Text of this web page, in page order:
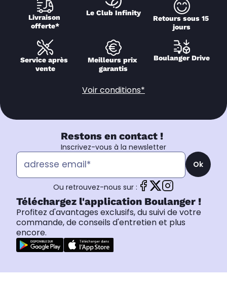
Livraison
offerte*
Le Club Infinity
Retours sous 15
jours
Service après
vente
Meilleurs prix
garantis
Boulanger Drive
Voir conditions*
Restons en contact !
Inscrivez-vous à la newsletter
Ok
Ou retrouvez-nous sur :
Téléchargez l'application Boulanger !
Profitez d'avantages exclusifs, du suivi de votre
commande, de conseils d'entretien et plus
encore.